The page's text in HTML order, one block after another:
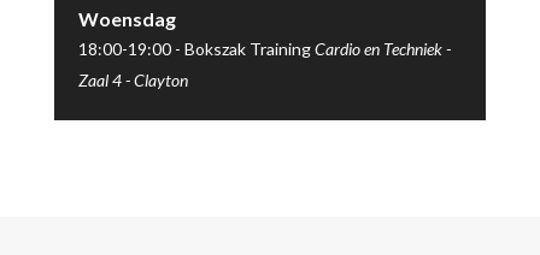
Woensdag
18:00-19:00 - Bokszak TrainingCardio en Techniek -
Zaal 4-Clayton